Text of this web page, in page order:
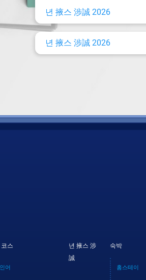
년 掖스 涉誠 2026
년 掖스 涉誠 2026
스
어
년 掖스 涉
誠
숙박
홈스테이